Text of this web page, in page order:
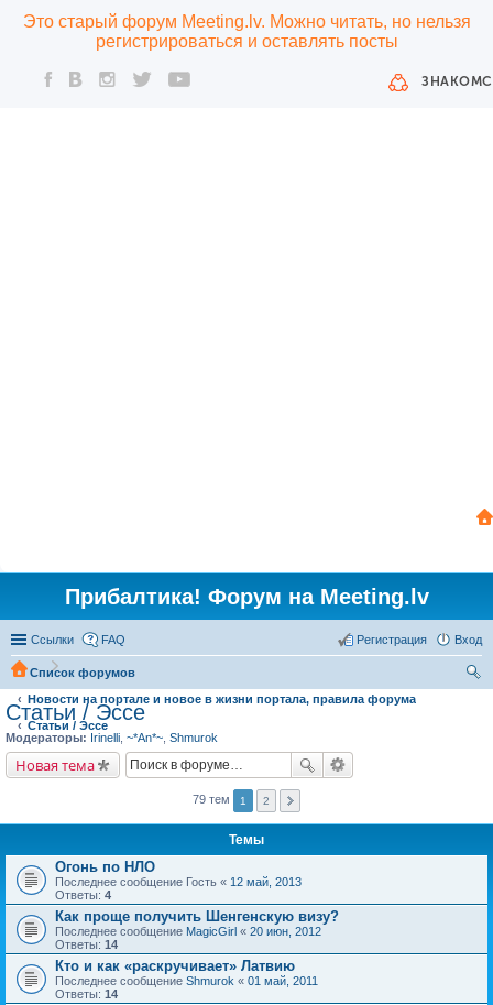
Это старый форум Meeting.lv. Можно читать, но нельзя
регистрироваться и оставлять посты
Прибалтика! Форум на Meeting.lv
Ссылки FAQ Вход
Регистрация
Список форумов
Новости на портале и новое в жизни портала, правила форума
Статьи / Эссе
Статьи / Эссе
Модераторы: Irinelli ~*An*~ Shmurok
Новая тема
79 тем 1 2
Темы
Огонь по НЛО
Последнее сообщение Гость « 12 май, 2013
Ответы: 4
Как проще получить Шенгенскую визу?
Последнее сообщение MagicGirl « 20 июн, 2012
Ответы: 14
Кто и как «раскручивает» Латвию
Последнее сообщение Shmurok « 01 май, 2011
Ответы: 14